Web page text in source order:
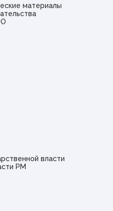
материалы
власти
РМ